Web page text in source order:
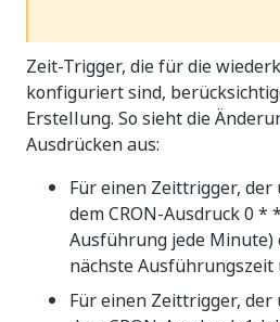
Zeit-Trigger, die für die
konfiguriert sind,
Erstellung. So sieht die
Ausdrücken aus:
Für einen Zeittrigger, der
dem CRON-Ausdruck 0 *
Ausführung jede
nächste Ausführungszeit
Für einen Zeittrigger, der